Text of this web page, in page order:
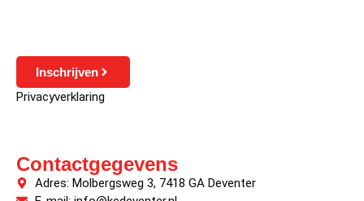
Inschrijven
Privacyverklaring
Contactgegevens
Adres: Molbergsweg 3, 7418 GA Deventer